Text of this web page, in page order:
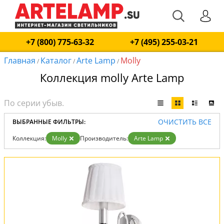
+7 (800) 775-63-32
+7 (495) 255-03-21
Главная / Каталог/Arte Lamp / Molly
Коллекция molly Arte Lamp
ВЫБРАННЫЕ ФИЛЬТРЫ: ОЧИСТИТЬ ВСЕ
Коллекция: Molly Производитель: Arte Lamp